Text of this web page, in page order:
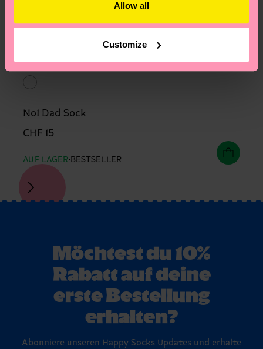
Allow all
Customize
No1 Dad Sock
CHF 15
AUF LAGER BESTSELLER
Möchtest du 10%
Rabatt auf deine
erste Bestellung
erhalten?
Abonniere unseren Happy Socks Updates und erhalte